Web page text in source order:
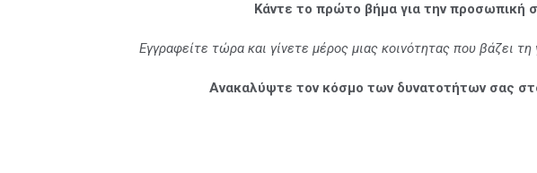
Κάντε το πρώτο βήμα για την προσωπική
Εγγραφείτε τώρα και γίνετε μέρος μιας κοινότητας που βάζει
Ανακαλύψτε τον κόσμο των δυνατοτήτων σας